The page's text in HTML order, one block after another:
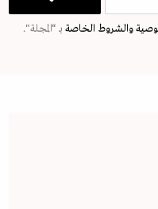
والشروط الخاصة بـ “المجلة".